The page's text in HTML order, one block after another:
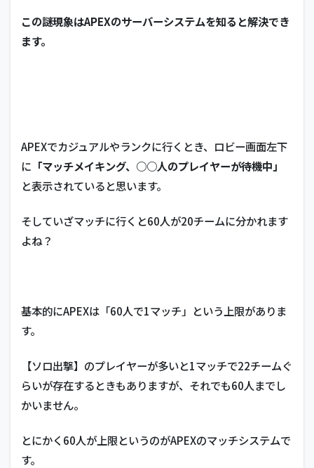
この謎現象はAPEXのサーバーシステムを知ると解決でき
ます。
APEXでカジュアルやランクに行くとき、ロビー画面左下
に 「マッチメイキング、○○人のプレイヤーが待機中」
と表示されていると思います。
そしていざマッチに行くと60人が20チームに分かれます
よね？
基本的にAPEXは「60人で1マッチ」という上限がありま
す。
【ソロ出撃】のプレイヤーが多いと1マッチで22チームぐ
らいが存在するときもありますが、それでも60人までし
かいません。
とにかく60人が上限というのがAPEXのマッチシステムで
す。